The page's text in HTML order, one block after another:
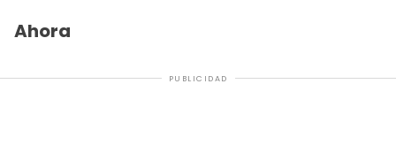
Ahora
PUBLICIDAD